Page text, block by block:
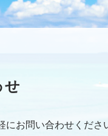
せ
にお問い合わせくださ